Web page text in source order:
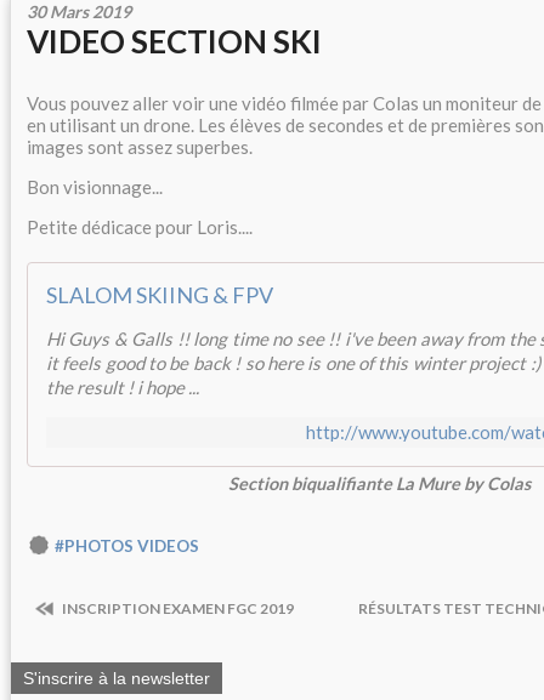
30 Mars 2019
VIDEO SECTION SKI
Vous pouvez aller voir une vidéo filmée par Colas un moniteur
en utilisant un drone. Les élèves de secondes et de premières
images sont assez superbes.
Bon visionnage...
Petite dédicace pour Loris....
SLALOM SKIING & FPV
Hi Guys & Galls !! long time no see !! i've been away from
it feels good to be back ! so here is one of this winter project
the result ! i hope ...
http://www.youtube.com/
Section biqualifiante La Mure by Colas
#PHOTOS VIDEOS
INSCRIPTION EXAMEN FGC 2019 RÉSULTATS TEST
S'inscrire à la newsletter